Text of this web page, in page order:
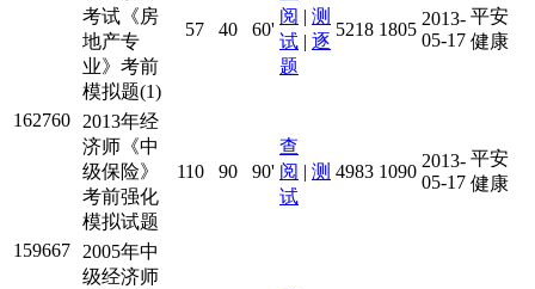
考试《房
地产专
业》考前
模拟题(1)
57 40 60'
阅 | 测
试 | 逐
题
5218 1805
2013-
05-17
平安
健康
162760
2013年经
济师《中
级保险》
考前强化
模拟试题
110 90 90'
查
阅 | 测
试
4983 1090
2013-
05-17
平安
健康
159667
2005年中
级经济师